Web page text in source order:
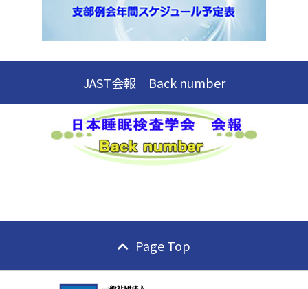
JAST会報 Back number
Page Top